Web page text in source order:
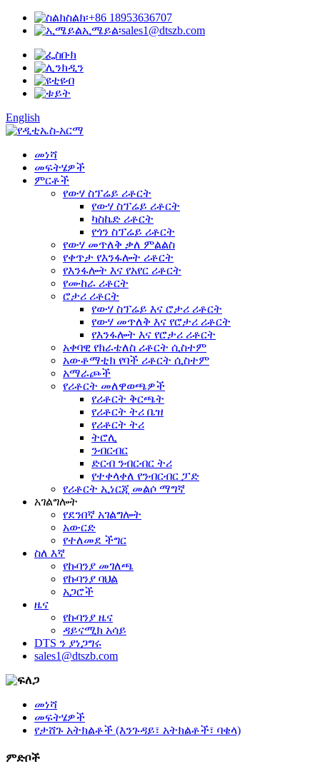
ስልክ፡+86 18953636707
ኢሜይል፡sales1@dtszb.com
English
መነሻ
መፍትሄዎች
ምርቶች
የውሃ ስፕሬይ ሪቶርት
የውሃ ስፕሬይ ሪቶርት
ካስኬድ ሪቶርት
የጎን ስፕሬይ ሪቶርት
የውሃ መጥለቅ ቃለ ምልልስ
የቀጥታ የእንፋሎት ሪቶርት
የእንፋሎት እና የአየር ሪቶርት
የሙከራ ሪቶርት
ሮታሪ ሪቶርት
የውሃ ስፕሬይ እና ሮታሪ ሪቶርት
የውሃ መጥለቅ እና የሮታሪ ሪቶርት
የእንፋሎት እና የሮታሪ ሪቶርት
አቀባዊ የክራቴለስ ሪቶርት ሲስተም
አውቶማቲክ የባች ሪቶርት ሲስተም
አማራጮች
የሪቶርት መለዋወጫዎች
የሪቶርት ቅርጫት
የሪቶርት ትሪ ቤዝ
የሪቶርት ትሪ
ትሮሊ
ንብርብር
ድርብ ንብርብር ትሪ
የተቀላቀለ የንብርብር ፓድ
የሪቶርት ኢነርጂ መልሶ ማግኛ
አገልግሎት
የደንበኛ አገልግሎት
አውርድ
የተለመደ ችግር
ስለ እኛ
የኩባንያ መገለጫ
የኩባንያ ባህል
አጋሮች
ዜና
የኩባንያ ዜና
ዳይናሚክ አሳይ
DTS ን ያነጋግሩ
sales1@dtszb.com
መነሻ
መፍትሄዎች
የታሸጉ አትክልቶች (እንጉዳይ፣ አትክልቶች፣ ባቄላ)
ምድቦች